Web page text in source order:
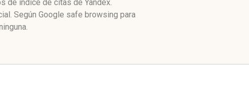
de índice de citas de Yandex.
Según Google safe browsing para